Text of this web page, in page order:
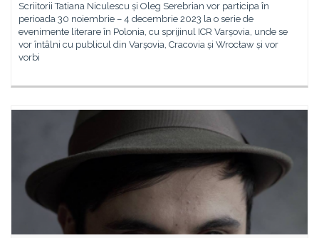
Scriitorii Tatiana Niculescu și Oleg Serebrian vor participa în
perioada 30 noiembrie – 4 decembrie 2023 la o serie de
evenimente literare în Polonia, cu sprijinul ICR Varșovia, unde se
vor întâlni cu publicul din Varșovia, Cracovia și Wrocław și vor
vorbi